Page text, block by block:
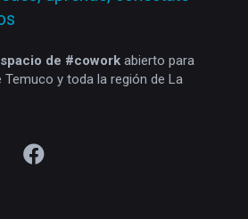
de #cowork abierto para
y toda la región de La